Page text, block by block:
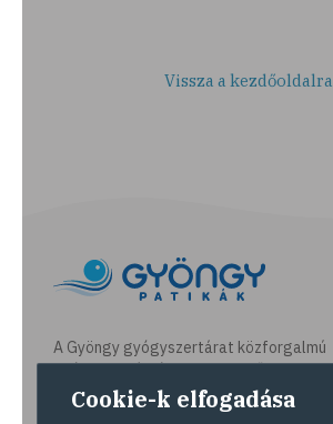
Vissza a kezdőoldalra
A Gyöngy gyógyszertárat közforgalmú
gyógyszertárként üzemeltető egyes
gazdasági társaságok felelnek az adott
gyógyszertár működésért. A Gyöngy
Cookie-k elfogadása